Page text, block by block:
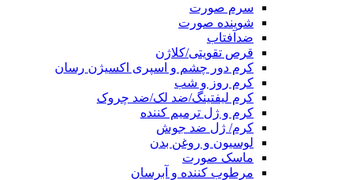
سرم صورت
شوینده صورت
ضدآفتاب
قرص تقویتی/کلاژن
کرم دور چشم و اسپری اکسیژن رسان
کرم روز و شب
کرم لیفتینگ/ضد لک/ضد چروک
کرم و ژل ترمیم کننده
کرم/ ژل ضد جوش
لوسیون و روغن بدن
ماسک صورت
مرطوب کننده و آبرسان